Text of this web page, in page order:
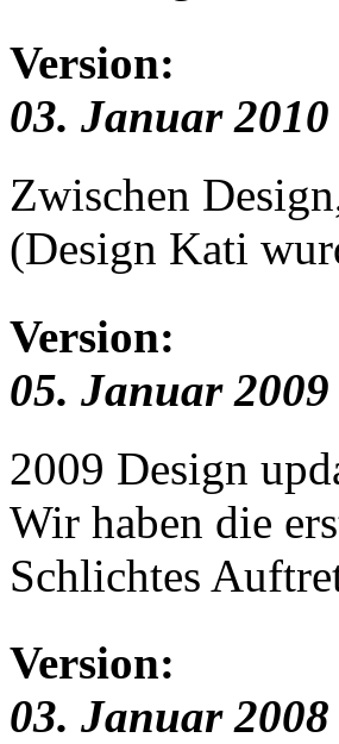
Version:
03. Januar
Zwischen
(Design Kati
Version:
05. Januar
2009 Design
Wir haben die
Schlichtes
Version:
03. Januar